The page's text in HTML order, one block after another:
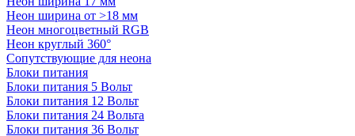
Неон ширина от >18 мм
Неон многоцветный RGB
Неон круглый 360°
Сопутствующие для неона
Блоки питания
Блоки питания 5 Вольт
Блоки питания 12 Вольт
Блоки питания 24 Вольта
Блоки питания 36 Вольт